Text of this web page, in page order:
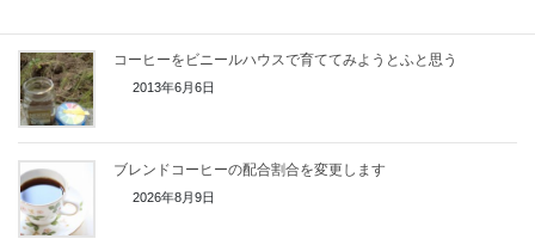
コーヒーをビニールハウスで育ててみようとふと思う
2013年6月6日
ブレンドコーヒーの配合割合を変更します
2026年8月9日